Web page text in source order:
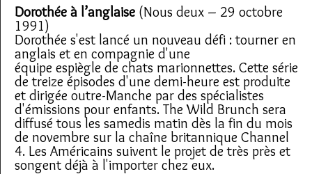
Dorothée à l’anglaise (Nous deux – 29 octobre
1991)
Dorothée s'est lancé un nouveau défi : tourner en
anglais et en compagnie d'une
équipe espiègle de chats marionnettes. Cette série
de treize épisodes d'une demi-heure est produite
et dirigée outre-Manche par des spécialistes
d'émissions pour enfants. The Wild Brunch sera
diffusé tous les samedis matin dès la fin du mois
de novembre sur la chaîne britannique Channel
4. Les Américains suivent le projet de très près et
songent déjà à l'importer chez eux.